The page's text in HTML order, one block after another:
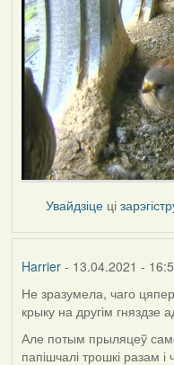
Увайдзіце ці
Harrier- 13.04.2021 -
Не зразумела, чаго
крыку на другім гняздзе
Але потым прыляцеў
папішчалі трошкі разам